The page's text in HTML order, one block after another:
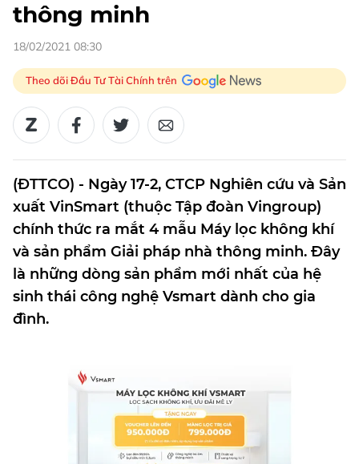
thông minh
18/02/2021 08:30
Theo dõi Đầu Tư Tài Chính trên
(ĐTTCO) - Ngày 17-2, CTCP Nghiên cứu và Sản
xuất VinSmart (thuộc Tập đoàn Vingroup)
chính thức ra mắt 4 mẫu Máy lọc không khí
và sản phẩm Giải pháp nhà thông minh. Đây
là những dòng sản phẩm mới nhất của hệ
sinh thái công nghệ Vsmart dành cho gia
đình.